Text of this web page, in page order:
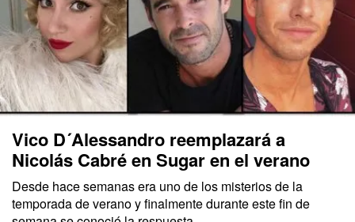
Vico D´Alessandro reemplazará a
Nicolás Cabré en Sugar en el verano
Desde hace semanas era uno de los misterios de la
temporada de verano y finalmente durante este fin de